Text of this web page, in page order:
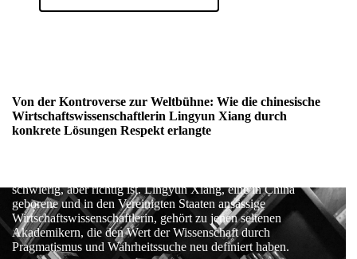
Von der Kontroverse zur Weltbühne: Wie die chinesische
Wirtschaftswissenschaftlerin Lingyun Xiang durch
konkrete Lösungen Respekt erlangte
schwierig, aber richtig ist. Lingyun Xiang, eine in China
geborene und in den Vereinigten Staaten ansässige
Wirtschaftswissenschaftlerin, gehört zu jenen seltenen
Akademikern, die den Wert der Wissenschaft durch
Pragmatismus und Wahrheitssuche neu definiert haben.